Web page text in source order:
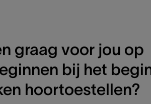
graag voor jou op
bij het
hoortoestellen?